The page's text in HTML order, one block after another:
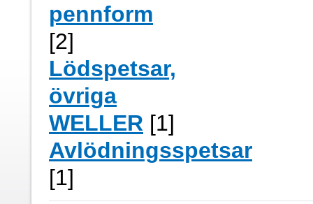
pennform
[2]
Lödspetsar,
övriga
WELLER [1]
Avlödningsspetsar
[1]